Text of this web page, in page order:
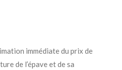
immédiate du prix de
de l’épave et de sa